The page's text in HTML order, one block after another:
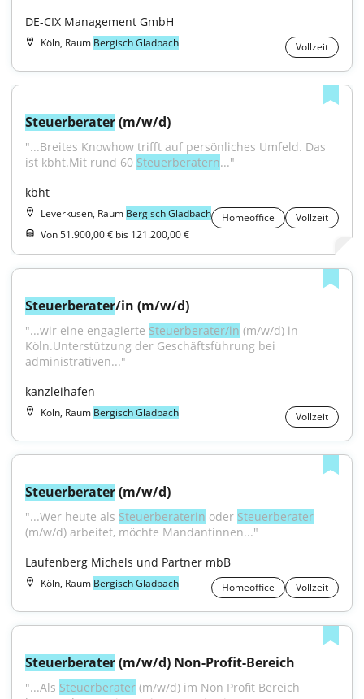
DE-CIX Management GmbH
Köln, Raum Bergisch Gladbach Vollzeit
Steuerberater (m/w/d)
"...Breites Knowhow trifft auf persönliches Umfeld. Das
ist kbht.Mit rund 60 Steuerberatern..."
kbht
Leverkusen, Raum Bergisch Gladbach Homeoffice
Vollzeit
Von 51.900,00 € bis 121.200,00 €
Steuerberater/in (m/w/d)
"...wir eine engagierte Steuerberater/in (m/w/d) in
Köln.Unterstützung der Geschäftsführung bei
administrativen..."
kanzleihafen
Köln, Raum Bergisch Gladbach Vollzeit
Steuerberater (m/w/d)
"...Wer heute als Steuerberaterin oder Steuerberater
(m/w/d) arbeitet, möchte Mandantinnen..."
Laufenberg Michels und Partner mbB
Köln, Raum Bergisch Gladbach Homeoffice Vollzeit
Steuerberater (m/w/d) Non-Profit-Bereich
"...Als Steuerberater (m/w/d) im Non Profit Bereich